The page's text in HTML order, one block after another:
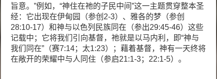
旨意。”例如，“神住在祂的子民中间”这一主题贯穿整本圣
经：它出现在伊甸园（参创2-3）、雅各的梦（参创
28:10-17）和神与以色列民族同在（参出29:45-46）这些
记载中；它将我们引向基督，祂就是以马内利，即“神与
我们同在”（赛7:14；太1:23）；藉着基督，神有一天终将
在敞开的荣耀中与人同住（参启21:1-3；22:1-5）。